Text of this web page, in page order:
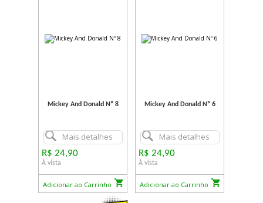
Mickey And Donald Nº 8
Mais detalhes
R$ 24,90
À vista
Adicionar ao Carrinho
Mickey And Donald Nº 6
Mais detalhes
R$ 24,90
À vista
Adicionar ao Carrinho